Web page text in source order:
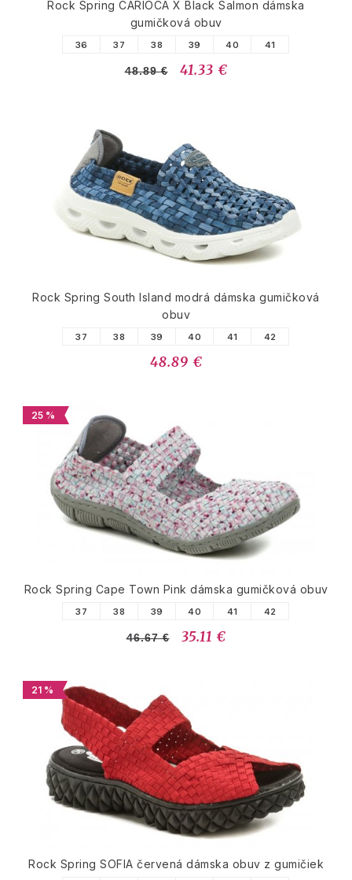
Rock Spring CARIOCA X Black Salmon dámska
gumičková obuv
36 37 38 39 40 41
48.89 € 41.33 €
Rock Spring South Island modrá dámska gumičková
obuv
37 38 39 40 41 42
48.89 €
25 %
Rock Spring Cape Town Pink dámska gumičková obuv
37 38 39 40 41 42
46.67 € 35.11 €
21 %
Rock Spring SOFIA červená dámska obuv z gumičiek